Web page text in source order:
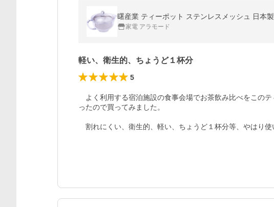
曙産業 ティーポット ステンレスメッシュ 日本
家電 アラモード
軽い、衛生的、ちょうど１杯分
5
よく利用する宿泊施設の食事会場でお茶飲み比べをこの
ったので買ってみました。
割れにくい、衛生的、軽い、ちょうど１杯分等、やはり使